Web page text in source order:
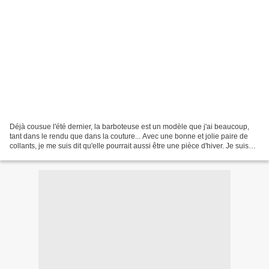
Déjà cousue l'été dernier, la barboteuse est un modèle que j'ai beaucoup,
tant dans le rendu que dans la couture... Avec une bonne et jolie paire de
collants, je me suis dit qu'elle pourrait aussi être une pièce d'hiver. Je suis